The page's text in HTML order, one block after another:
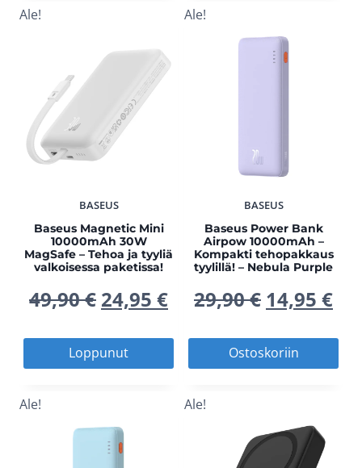
24,95 €.
Ale!
BASEUS
Baseus Magnetic Mini
10000mAh 30W
MagSafe – Tehoa ja tyyliä
valkoisessa paketissa!
49,90€ Alkuperäinen
hinta
oli:
24,95 €Nykyinen
hinta
on:
24,95 €.
Loppunut
Ale!
BASEUS
Baseus Power Bank
Airpow 10000mAh –
Kompakti tehopakkaus
tyylillä! – Nebula Purple
29,90€
hinta
oli:
14,95 €
on:
Ostoskoriin
Ale! Ale!